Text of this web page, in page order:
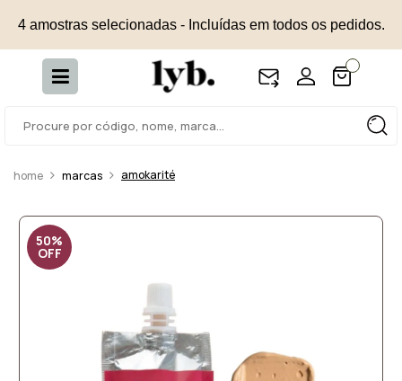
4 amostras selecionadas - Incluídas em todos os pedidos.
marcas amokarité
50%
OFF